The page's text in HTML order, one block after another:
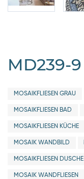
MD239-9
MOSAIKFLIESEN GRAU
MOSAIKFLIESEN BAD
MOSAIKFLIESEN KÜCHE
MOSAIK WANDBILD
MOSAIKFLIESEN DUSCHE
MOSAIK WANDFLIESEN